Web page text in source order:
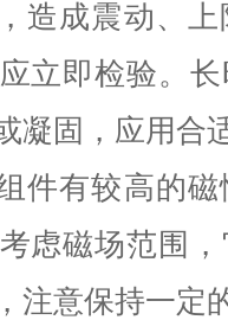
造成震动、
立即检验。
凝固，应用合
件有较高的
虑磁场范围
注意保持一定